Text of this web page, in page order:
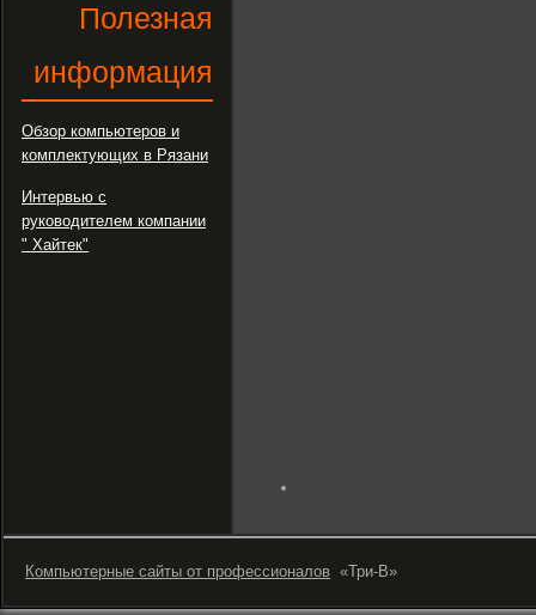
Полезная
информация
Обзор компьютеров и
комплектующих в Рязани
Интервью с
руководителем компании
" Хайтек"
online cheap loans
Компьютерные сайты от профессионалов «Три-В»